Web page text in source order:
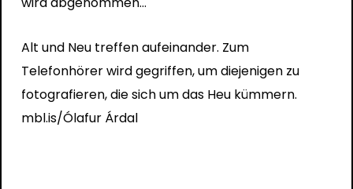
Alt und Neu treffen aufeinander. Zum
Telefonhörer wird gegriffen, um diejenigen zu
fotografieren, die sich um das Heu kümmern.
mbl.is/Ólafur Árdal